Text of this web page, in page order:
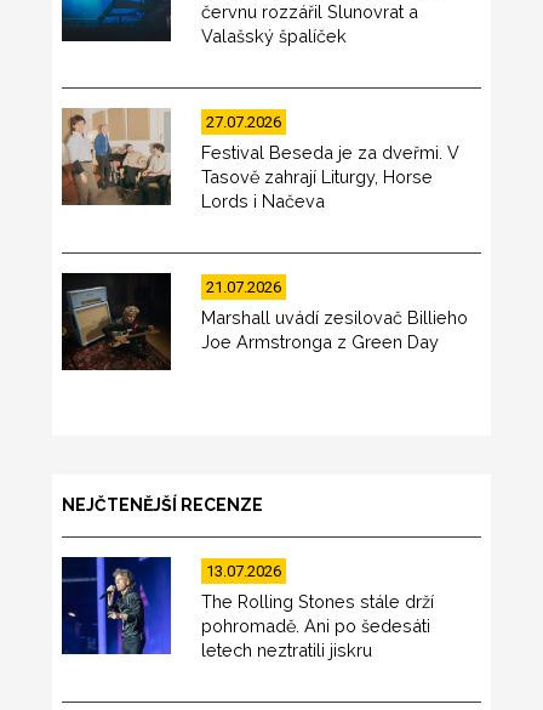
červnu rozzářil Slunovrat a
Valašský špalíček
27.07.2026
Festival Beseda je za dveřmi. V
Tasově zahrají Liturgy, Horse
Lords i Načeva
21.07.2026
Marshall uvádí zesilovač Billieho
Joe Armstronga z Green Day
NEJČTENĚJŠÍ RECENZE
13.07.2026
The Rolling Stones stále drží
pohromadě. Ani po šedesáti
letech neztratili jiskru